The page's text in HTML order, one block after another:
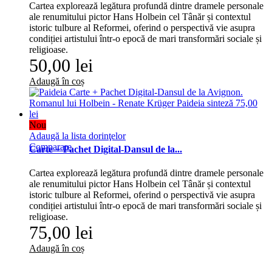
Cartea explorează legătura profundă dintre dramele personale
ale renumitului pictor Hans Holbein cel Tânăr și contextul
istoric tulbure al Reformei, oferind o perspectivă vie asupra
condiției artistului într-o epocă de mari transformări sociale și
religioase.
50,00 lei
Adaugă în coș
Nou
Adaugă la lista dorinţelor
Comparare
Carte + Pachet Digital-Dansul de la...
Cartea explorează legătura profundă dintre dramele personale
ale renumitului pictor Hans Holbein cel Tânăr și contextul
istoric tulbure al Reformei, oferind o perspectivă vie asupra
condiției artistului într-o epocă de mari transformări sociale și
religioase.
75,00 lei
Adaugă în coș